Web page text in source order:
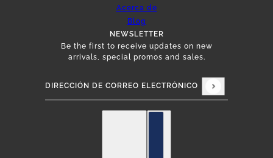
Acerca de
Blog
NEWSLETTER
Be the first to receive updates on new
arrivals, special promos and sales.
Dirección de correo electrónico
Este sitio está protegido por hCaptcha y se
Selector de países